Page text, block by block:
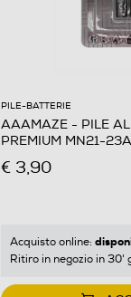
PILE-BATTERIE
AAAMAZE - PILE
PREMIUM MN21-
€ 3,90
Acquisto online:
Ritiro in negozio in 30'